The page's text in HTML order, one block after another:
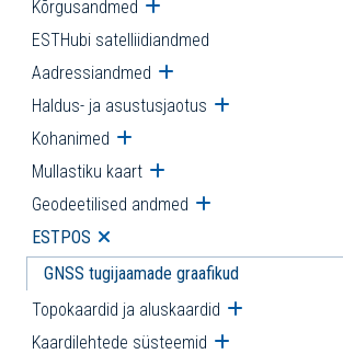
Kõrgusandmed Ava alammenüü
ESTHubi satelliidiandmed
Aadressiandmed Ava alammenüü
Haldus- ja asustusjaotus Ava
Kohanimed Ava alammenüü
Mullastiku kaart Ava alammenüü
Geodeetilised andmed Ava alammenüü
ESTPOS Ava alammenüü
GNSS tugijaamade graafikud
Topokaardid ja aluskaardid Ava
Kaardilehtede süsteemid Ava